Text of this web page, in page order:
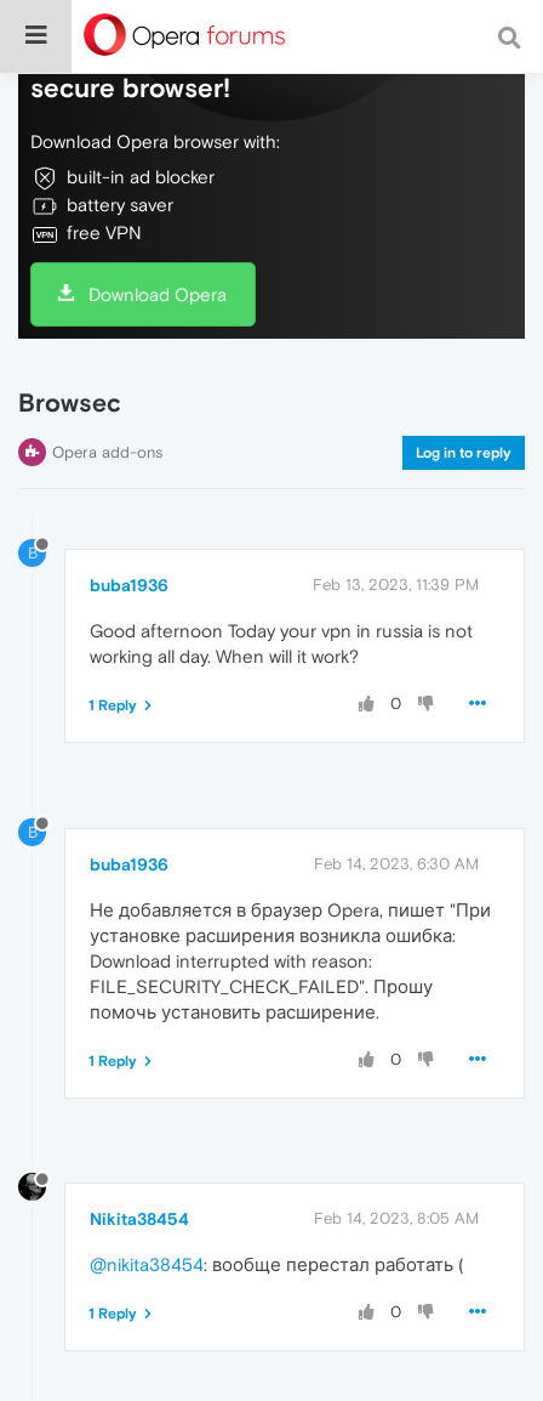
Do more on the web, with a fast and
secure browser!
Download Opera browser with:
built-in ad blocker
battery saver
free VPN
Download Opera
Browsec
Opera add-ons Log in to reply
B
buba1936 Feb 13, 2023, 11:39 PM
Good afternoon Today your vpn in russia is not
working all day. When will it work?
0
1 Reply
B
buba1936 Feb 14, 2023, 6:30 AM
Не добавляется в браузер Opera, пишет "При
установке расширения возникла ошибка:
Download interrupted with reason:
FILE_SECURITY_CHECK_FAILED". Прошу
помочь установить расширение.
0
1 Reply
Nikita38454 Feb 14, 2023, 8:05 AM
@nikita38454: вообще перестал работать (
0
1 Reply